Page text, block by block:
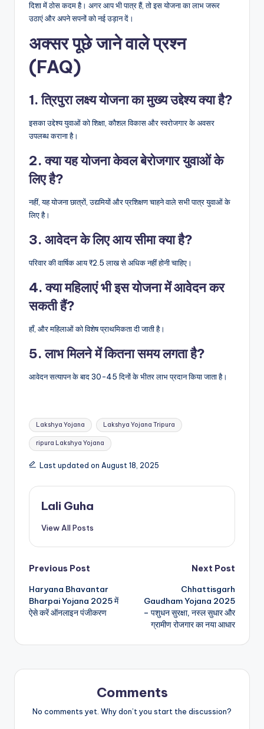
दिशा में ठोस कदम है। अगर आप भी पात्र हैं, तो इस योजना का लाभ जरूर
उठाएं और अपने सपनों को नई उड़ान दें।
अक्सर पूछे जाने वाले प्रश्न
(FAQ)
1. त्रिपुरा लक्ष्य योजना का मुख्य उद्देश्य क्या है?
इसका उद्देश्य युवाओं को शिक्षा, कौशल विकास और स्वरोजगार के अवसर
उपलब्ध कराना है।
2. क्या यह योजना केवल बेरोजगार युवाओं के
लिए है?
नहीं, यह योजना छात्रों, उद्यमियों और प्रशिक्षण चाहने वाले सभी पात्र युवाओं के
लिए है।
3. आवेदन के लिए आय सीमा क्या है?
परिवार की वार्षिक आय ₹2.5 लाख से अधिक नहीं होनी चाहिए।
4. क्या महिलाएं भी इस योजना में आवेदन कर
सकती हैं?
हाँ, और महिलाओं को विशेष प्राथमिकता दी जाती है।
5. लाभ मिलने में कितना समय लगता है?
आवेदन सत्यापन के बाद 30-45 दिनों के भीतर लाभ प्रदान किया जाता है।
Tags:
Lakshya Yojana Lakshya Yojana Tripura
ripura Lakshya Yojana
Last updated on August 18, 2025
Lali Guha
View All Posts
Post
navigation
Previous Post
Haryana Bhavantar
Bharpai Yojana 2025 में
ऐसे करें ऑनलाइन पंजीकरण
Next Post
Chhattisgarh
Gaudham Yojana 2025
– पशुधन सुरक्षा, नस्ल सुधार और
ग्रामीण रोजगार का नया आधार
Comments
No comments yet. Why don’t you start the discussion?